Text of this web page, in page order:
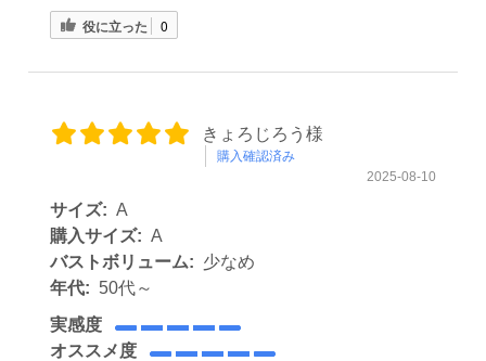
役に立った 0
きょろじろう様
購入確認済み
2025-08-10
サイズ: A
購入サイズ: A
バストボリューム: 少なめ
年代: 50代～
実感度
オススメ度